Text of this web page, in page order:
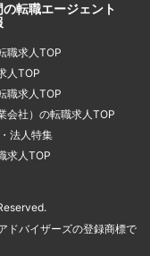
転職エージェント
職求人TOP
人TOP
職求人TOP
会社）の転職求人TOP
法人特集
求人TOP
ドバイザーズの登録商標で